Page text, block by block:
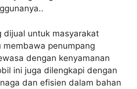
dijual untuk masyarakat
membawa penumpang
dengan kenyamanan
ini juga dilengkapi dengan
dan efisien dalam bahan